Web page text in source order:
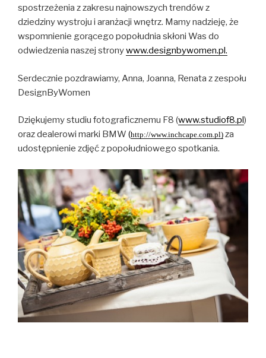
spostrzeżenia z zakresu najnowszych trendów z
dziedziny wystroju i aranżacji wnętrz. Mamy nadzieję, że
wspomnienie gorącego popołudnia skłoni Was do
odwiedzenia naszej stronywww.designbywomen.pl.
Serdecznie pozdrawiamy, Anna, Joanna, Renata z zespołu
DesignByWomen
Dziękujemy studiu fotograficznemu F8 (www.studiof8.pl)
oraz dealerowi marki BMW (http://www.inchcape.com.pl) za
udostępnienie zdjęć z popołudniowego spotkania.